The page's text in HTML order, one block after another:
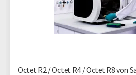
Octet R2 / Octet R4 / Octet R8 von